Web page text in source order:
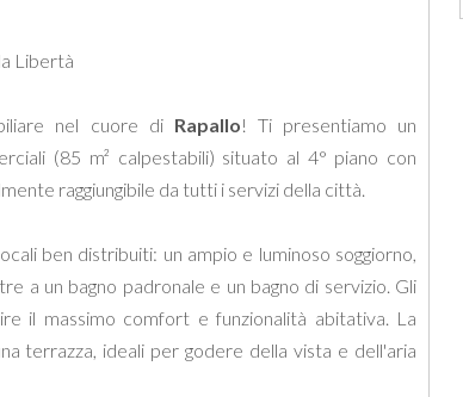
Libertà
nel cuore di Rapallo! Ti presentiamo un
(85 m² calpestabili) situato al 4° piano con
raggiungibile da tutti i servizi della città.
ben distribuiti: un ampio e luminoso soggiorno,
a un bagno padronale e un bagno di servizio. Gli
il massimo comfort e funzionalità abitativa. La
terrazza, ideali per godere della vista e dell'aria